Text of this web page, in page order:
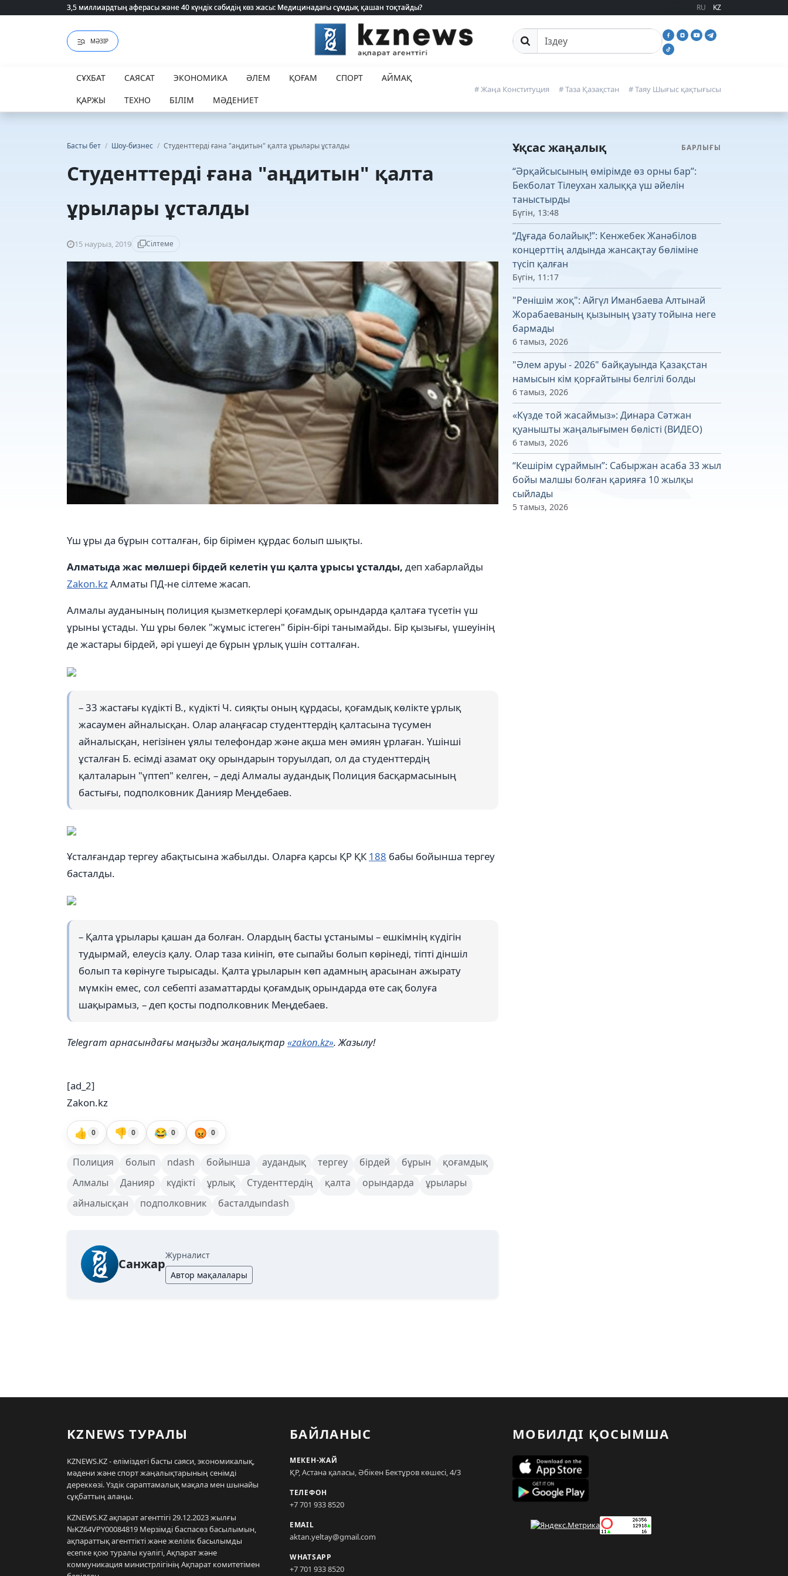
3,5 миллиардтың аферасы және 40 күндік сәбидің көз жасы: Медицинадағы сұмдық қашан тоқтайды?
3,5 миллиардтың аферасы және 40 күндік сәбидің көз жасы: Медицинадағы сұмдық қашан тоқтайды? RU KZ
МӘЗІР Сайттан іздеу
СҰХБАТ САЯСАТ ЭКОНОМИКА ӘЛЕМ ҚОҒАМ СПОРТ
АЙМАҚ
ҚАРЖЫ
ТЕХНО БІЛІМ МӘДЕНИЕТ
# Жаңа Конституция # Таза Қазақстан # Таяу Шығыс қақтығысы
Басты бет / Шоу-бизнес / Студенттерді ғана "аңдитын" қалта ұрылары ұсталды
Студенттерді ғана "аңдитын" қалта
ұрылары ұсталды
15 наурыз, 2019 Сілтеме
Үш ұры да бұрын сотталған, бір бірімен құрдас болып шықты.
Алматыда жас мөлшері бірдей келетін үш қалта ұрысы ұсталды, деп хабарлайды
Zakon.kzАлматы ПД-не сілтеме жасап.
Алмалы ауданының полиция қызметкерлері қоғамдық орындарда қалтаға түсетін үш
ұрыны ұстады. Үш ұры бөлек "жұмыс істеген" бірін-бірі танымайды. Бір қызығы, үшеуінің
де жастары бірдей, әрі үшеуі де бұрын ұрлық үшін сотталған.
– 33 жастағы күдікті В., күдікті Ч. сияқты оның құрдасы, қоғамдық көлікте ұрлық
жасаумен айналысқан. Олар алаңғасар студенттердің қалтасына түсумен
айналысқан, негізінен ұялы телефондар және ақша мен әмиян ұрлаған. Үшінші
ұсталған Б. есімді азамат оқу орындарын торуылдап, ол да студенттердің
қалталарын "үптеп" келген, – деді Алмалы аудандық Полиция басқармасының
бастығы, подполковник Данияр Меңдебаев.
Ұсталғандар тергеу абақтысына жабылды. Оларға қарсы ҚР ҚК 188 бабы бойынша тергеу
басталды.
– Қалта ұрылары қашан да болған. Олардың басты ұстанымы – ешкімнің күдігін
тудырмай, елеусіз қалу. Олар таза киініп, өте сыпайы болып көрінеді, тіпті діншіл
болып та көрінуге тырысады. Қалта ұрыларын көп адамның арасынан ажырату
мүмкін емес, сол себепті азаматтарды қоғамдық орындарда өте сақ болуға
шақырамыз, – деп қосты подполковник Меңдебаев.
Telegram арнасындағы маңызды жаңалықтар «zakon.kz». Жазылу!
[ad_2]
Zakon.kz
👍 0 👎 0 😂 0 😡 0
Полиция болып ndash бойынша аудандық тергеу бірдей бұрын
қоғамдық
Алмалы
Данияр күдікті ұрлық Студенттердің қалта орындарда
ұрылары
айналысқан
подполковник басталдыndash
Санжар
Журналист
Автор мақалалары
Ұқсас жаңалық БАРЛЫҒЫ
“Әрқайсысының өмірімде өз орны бар”:
Бекболат Тілеухан халыққа үш әйелін
таныстырды
Бүгін, 13:48
“Дұғада болайық!”: Кенжебек Жанәбілов
концерттің алдында жансақтау бөліміне
түсіп қалған
Бүгін, 11:17
"Ренішім жоқ": Айгүл Иманбаева Алтынай
Жорабаеваның қызының ұзату тойына неге
бармады
6 тамыз, 2026
"Әлем аруы - 2026" байқауында Қазақстан
намысын кім қорғайтыны белгілі болды
6 тамыз, 2026
«Күзде той жасаймыз»: Динара Сәтжан
қуанышты жаңалығымен бөлісті (ВИДЕО)
6 тамыз, 2026
“Кешірім сұраймын”: Сабыржан асаба 33 жыл
бойы малшы болған қарияға 10 жылқы
сыйлады
5 тамыз, 2026
KZNEWS ТУРАЛЫ
KZNEWS.KZ - еліміздегі басты саяси, экономикалық,
мәдени және спорт жаңалықтарының сенімді
дереккөзі. Үздік сараптамалық мақала мен шынайы
сұқбаттың алаңы.
KZNEWS.KZ ақпарат агенттігі 29.12.2023 жылғы
№KZ64VPY00084819 Мерзімді баспасөз басылымын,
ақпараттық агенттікті және желілік басылымды
есепке қою туралы куәлігі, Ақпарат және
коммуникация министрлігінің Ақпарат комитетімен
БАЙЛАНЫС
МЕКЕН-ЖАЙ
ҚР, Астана қаласы, Әбікен Бектұров көшесі, 4/3
ТЕЛЕФОН
+7 701 933 8520
EMAIL
aktan.yeltay@gmail.com
WHATSAPP
+7 701 933 8520
МОБИЛДІ ҚОСЫМША